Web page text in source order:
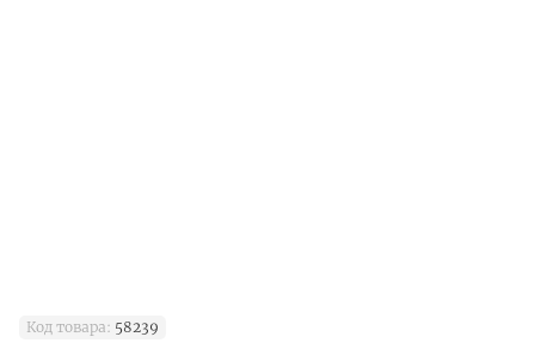
Код товара: 58239